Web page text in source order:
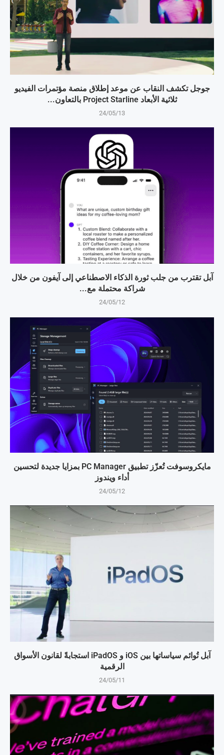
جوجل تكشف النقاب عن موعد إطلاق منصة مؤتمرات الفيديو
ثلاثية الأبعاد Project Starline بالتعاون...
24/05/13
آبل تقترب من جلب ثورة الذكاء الاصطناعي إلى آيفون من خلال
شراكة محتملة مع...
24/05/12
مايكروسوفت تُعزّز تطبيق PC Manager بمزايا جديدة لتحسين
أداء ويندوز
24/05/12
آبل تُوائم سياساتها بين iOS و iPadOS استجابةً لقانون الأسواق
الرقمية
24/05/11